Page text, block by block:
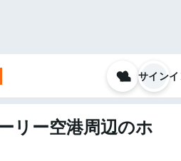
サイン
リー空港​周辺のホ